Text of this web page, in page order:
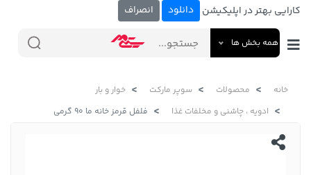
کارایی بهتر در اپلیکیشن دانلود انصراف
همه بخش ها
خانه محصولات سوپر مارکت
خوار و بار
ادویه ، چاشنی و مخلفات غذا
فلفل قرمز خانه ما 90 گرمی